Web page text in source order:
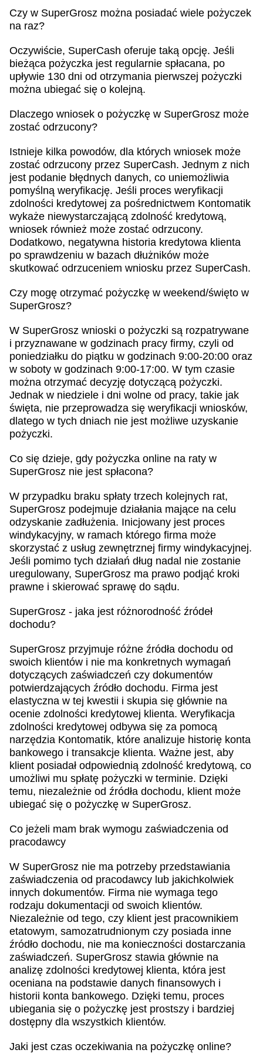
Czy w SuperGrosz można posiadać wiele pożyczek
na raz?
Oczywiście, SuperCash oferuje taką opcję. Jeśli
bieżąca pożyczka jest regularnie spłacana, po
upływie 130 dni od otrzymania pierwszej pożyczki
można ubiegać się o kolejną.
Dlaczego wniosek o pożyczkę w SuperGrosz może
zostać odrzucony?
Istnieje kilka powodów, dla których wniosek może
zostać odrzucony przez SuperCash. Jednym z nich
jest podanie błędnych danych, co uniemożliwia
pomyślną weryfikację. Jeśli proces weryfikacji
zdolności kredytowej za pośrednictwem Kontomatik
wykaże niewystarczającą zdolność kredytową,
wniosek również może zostać odrzucony.
Dodatkowo, negatywna historia kredytowa klienta
po sprawdzeniu w bazach dłużników może
skutkować odrzuceniem wniosku przez SuperCash.
Czy mogę otrzymać pożyczkę w weekend/święto w
SuperGrosz?
W SuperGrosz wnioski o pożyczki są rozpatrywane
i przyznawane w godzinach pracy firmy, czyli od
poniedziałku do piątku w godzinach 9:00-20:00 oraz
w soboty w godzinach 9:00-17:00. W tym czasie
można otrzymać decyzję dotyczącą pożyczki.
Jednak w niedziele i dni wolne od pracy, takie jak
święta, nie przeprowadza się weryfikacji wniosków,
dlatego w tych dniach nie jest możliwe uzyskanie
pożyczki.
Co się dzieje, gdy pożyczka online na raty w
SuperGrosz nie jest spłacona?
W przypadku braku spłaty trzech kolejnych rat,
SuperGrosz podejmuje działania mające na celu
odzyskanie zadłużenia. Inicjowany jest proces
windykacyjny, w ramach którego firma może
skorzystać z usług zewnętrznej firmy windykacyjnej.
Jeśli pomimo tych działań dług nadal nie zostanie
uregulowany, SuperGrosz ma prawo podjąć kroki
prawne i skierować sprawę do sądu.
SuperGrosz - jaka jest różnorodność źródeł
dochodu?
SuperGrosz przyjmuje różne źródła dochodu od
swoich klientów i nie ma konkretnych wymagań
dotyczących zaświadczeń czy dokumentów
potwierdzających źródło dochodu. Firma jest
elastyczna w tej kwestii i skupia się głównie na
ocenie zdolności kredytowej klienta. Weryfikacja
zdolności kredytowej odbywa się za pomocą
narzędzia Kontomatik, które analizuje historię konta
bankowego i transakcje klienta. Ważne jest, aby
klient posiadał odpowiednią zdolność kredytową, co
umożliwi mu spłatę pożyczki w terminie. Dzięki
temu, niezależnie od źródła dochodu, klient może
ubiegać się o pożyczkę w SuperGrosz.
Co jeżeli mam brak wymogu zaświadczenia od
pracodawcy
W SuperGrosz nie ma potrzeby przedstawiania
zaświadczenia od pracodawcy lub jakichkolwiek
innych dokumentów. Firma nie wymaga tego
rodzaju dokumentacji od swoich klientów.
Niezależnie od tego, czy klient jest pracownikiem
etatowym, samozatrudnionym czy posiada inne
źródło dochodu, nie ma konieczności dostarczania
zaświadczeń. SuperGrosz stawia głównie na
analizę zdolności kredytowej klienta, która jest
oceniana na podstawie danych finansowych i
historii konta bankowego. Dzięki temu, proces
ubiegania się o pożyczkę jest prostszy i bardziej
dostępny dla wszystkich klientów.
Jaki jest czas oczekiwania na pożyczkę online?